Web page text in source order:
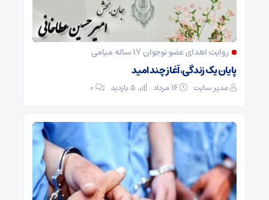
روایت اهدای عضو نوجوان ۱۷ ساله میامی
پایان یک زندگی، آغاز چند امید
مدیر سایت ۰